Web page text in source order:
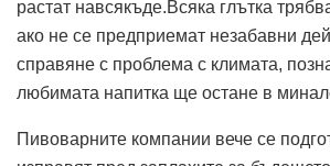
растат навсякъде.Всяка глътка
ако не се предприемат незабавни
справяне с проблема с климата,
любимата напитка ще остане в
Пивоварните компании вече се